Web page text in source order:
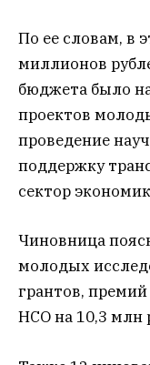
По ее словам, в
миллионов
бюджета было
проектов
проведение
поддержку
сектор
Чиновница
молодых
грантов,
НСО на 10,3 млн